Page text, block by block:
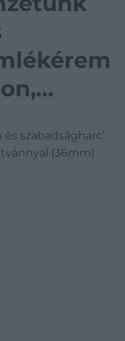
szabadságharc’
(36mm)